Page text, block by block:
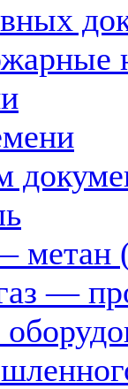
метан
—